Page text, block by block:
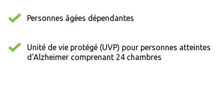
Personnes âgées dépendantes
Unité de vie protégé (UVP) pour personnes atteintes
d'Alzheimer comprenant 24 chambres